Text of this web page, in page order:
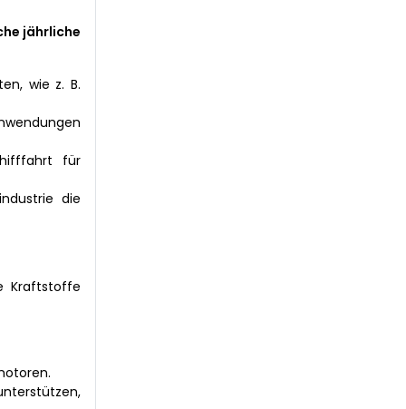
jährliche
wie z. B.
für
die
Kraftstoffe